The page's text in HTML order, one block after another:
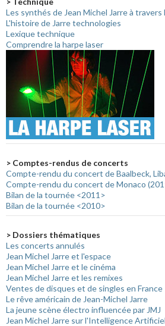
Les synthés de Jean Michel Jarre à travers
L'histoire de Jarre technologies
Lexique technique
Comprendre la harpe laser
> Comptes-rendus de concerts
Compte-rendu du concert de Baalbeck,
Compte-rendu du concert de Monaco
Bilan de la tournée <2011>
Bilan de la tournée <2010>
> Dossiers thématiques
Les concerts annulés
Jean Michel Jarre et l'espace
Jean Michel Jarre et le cinéma
Jean Michel Jarre et les remixes
Ventes de disques et de singles en France
Le rêve américain de Jean-Michel Jarre
La jeune scène électro influencée par JMJ
Jean Michel Jarre sur l'Intelligence